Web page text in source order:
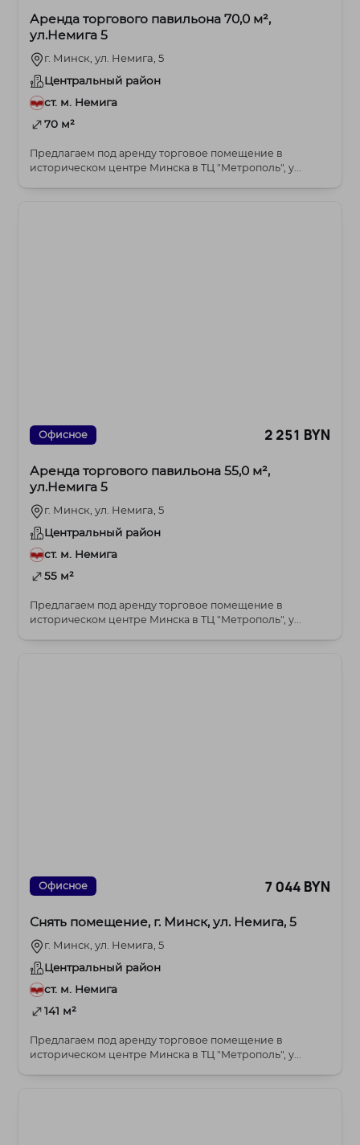
Аренда торгового павильона 70,0 м²,
ул.Немига 5
г. Минск, ул. Немига, 5
Центральный район
ст. м. Немига
70 м²
Предлагаем под аренду торговое помещение в
историческом центре Минска в ТЦ "Метрополь", у...
Офисное 2 251 BYN
Аренда торгового павильона 55,0 м²,
ул.Немига 5
г. Минск, ул. Немига, 5
Центральный район
ст. м. Немига
55 м²
Предлагаем под аренду торговое помещение в
историческом центре Минска в ТЦ "Метрополь", у...
Офисное 7 044 BYN
Снять помещение, г. Минск, ул. Немига, 5
г. Минск, ул. Немига, 5
Центральный район
ст. м. Немига
141 м²
Предлагаем под аренду торговое помещение в
историческом центре Минска в ТЦ "Метрополь", у...